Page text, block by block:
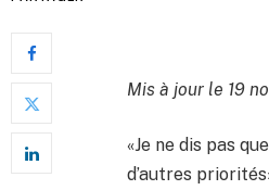
Mis à jour le 19
«Je ne dis pas
d’autres